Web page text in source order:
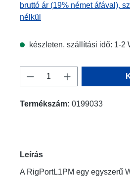
bruttó ár (19% német áfával),
nélkül
készleten, szállítási idő: 1-2
Termékmennyiség:
Termékszám: 0199033
Leírás
A RigPortL1PM egy egyszerű